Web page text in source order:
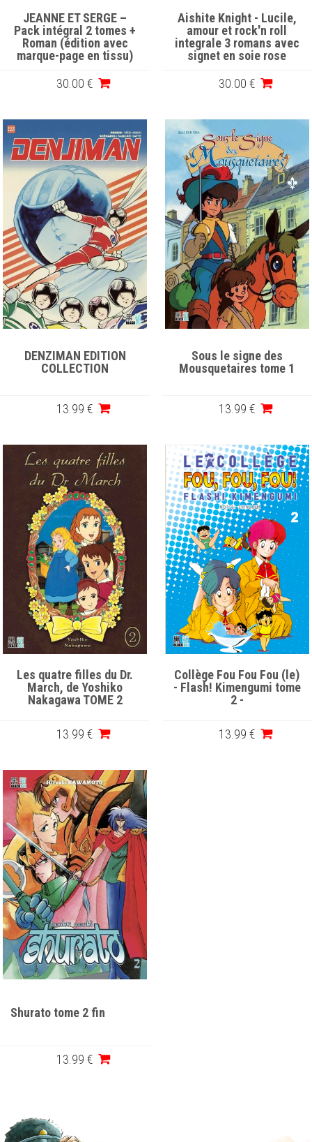
JEANNE ET SERGE –
Pack intégral 2 tomes +
Roman (édition avec
marque-page en tissu)
30 .00 €
Aishite Knight - Lucile,
amour et rock'n roll
integrale 3 romans avec
signet en soie rose
30 .00 €
DENZIMAN EDITION
COLLECTION
13 .99 €
Sous le signe des
Mousquetaires tome 1
13 .99 €
Les quatre filles du Dr.
March, de Yoshiko
Nakagawa TOME 2
13 .99 €
Collège Fou Fou Fou (le)
- Flash! Kimengumi tome
2 -
13 .99 €
Shurato tome 2 fin
13 .99 €